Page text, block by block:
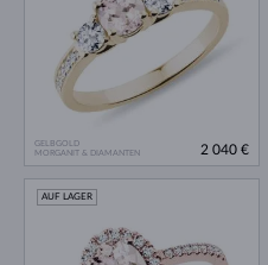
GELBGOLD
MORGANIT & DIAMANTEN
2 040 €
AUF LAGER